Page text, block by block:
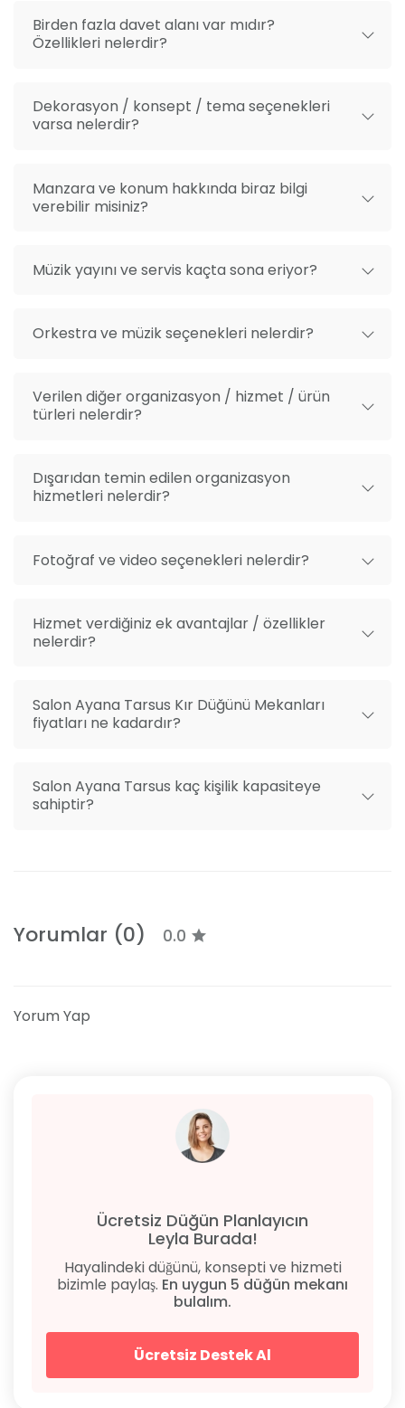
Birden fazla davet alanı var mıdır?
Özellikleri nelerdir?
Dekorasyon / konsept / tema seçenekleri
varsa nelerdir?
Manzara ve konum hakkında biraz bilgi
verebilir misiniz?
Müzik yayını ve servis kaçta sona eriyor?
Orkestra ve müzik seçenekleri nelerdir?
Verilen diğer organizasyon / hizmet / ürün
türleri nelerdir?
Dışarıdan temin edilen organizasyon
hizmetleri nelerdir?
Fotoğraf ve video seçenekleri nelerdir?
Hizmet verdiğiniz ek avantajlar / özellikler
nelerdir?
Salon Ayana Tarsus Kır Düğünü Mekanları
fiyatları ne kadardır?
Salon Ayana Tarsus kaç kişilik kapasiteye
sahiptir?
Yorumlar (0) 0.0
Yorum Yap
Ücretsiz Düğün Planlayıcın
Leyla Burada!
Hayalindeki düğünü, konsepti ve hizmeti
bizimle paylaş. En uygun 5 düğün mekanı
bulalım.
Ücretsiz Destek Al